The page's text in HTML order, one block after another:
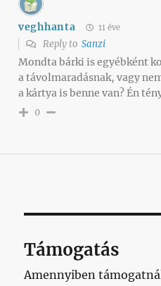
veghhanta 11 éve
Reply to Sanzi
Mondta bárki is egyébként
a távolmaradásnak, vagy
a kártya is benne van? Én
0
Támogatás
Amennyiben